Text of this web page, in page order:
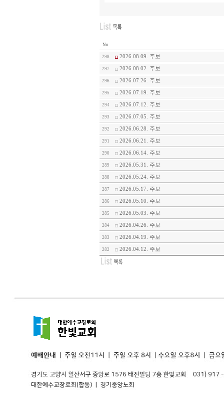
No
298 2026.08.09. 주보
297 2026.08.02. 주보
296 2026.07.26. 주보
295 2026.07.19. 주보
294 2026.07.12. 주보
293 2026.07.05. 주보
292 2026.06.28. 주보
291 2026.06.21. 주보
290 2026.06.14. 주보
289 2026.05.31. 주보
288 2026.05.24. 주보
287 2026.05.17. 주보
286 2026.05.10. 주보
285 2026.05.03. 주보
284 2026.04.26. 주보
283 2026.04.19. 주보
282 2026.04.12. 주보